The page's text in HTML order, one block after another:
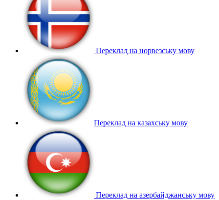
Переклад на норвезську мову
Переклад на казахську мову
Переклад на азербайджанську мову